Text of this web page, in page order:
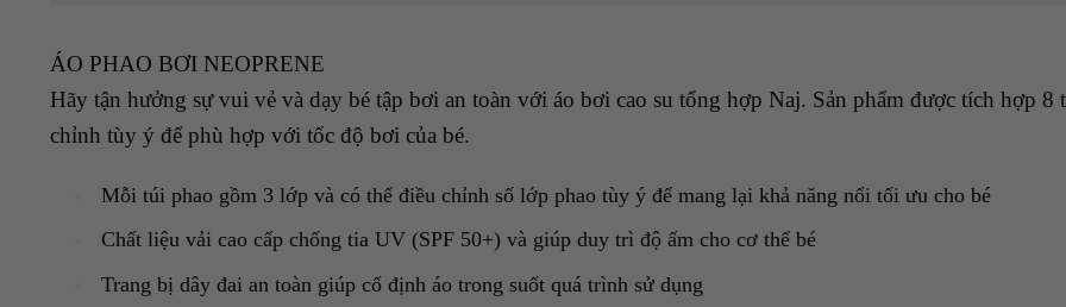
ÁO PHAO BƠI NEOPRENE
Hãy tận hưởng sự vui vẻ và dạy bé tập bơi an toàn với áo bơi cao su tổng hợp Naj. Sản phẩm được tích hợp
chỉnh tùy ý để phù hợp với tốc độ bơi của bé.
Mỗi túi phao gồm 3 lớp và có thể điều chỉnh số lớp phao tùy ý để mang lại khả năng nổi tối ưu cho bé
Chất liệu vải cao cấp chống tia UV (SPF 50+) và giúp duy trì độ ấm cho cơ thể bé
Trang bị dây đai an toàn giúp cố định áo trong suốt quá trình sử dụng